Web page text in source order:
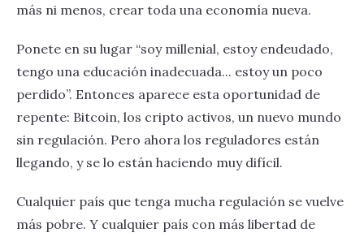
más ni menos, crear toda una economía nueva.
Ponete en su lugar “soy millenial, estoy endeudado,
tengo una educación inadecuada... estoy un poco
perdido”. Entonces aparece esta oportunidad de
repente: Bitcoin, los cripto activos, un nuevo mundo
sin regulación. Pero ahora los reguladores están
llegando, y se lo están haciendo muy difícil.
Cualquier país que tenga mucha regulación se vuelve
más pobre. Y cualquier país con más libertad de